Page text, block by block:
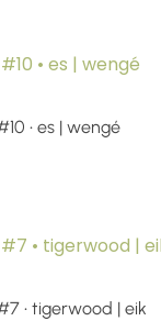
• es | wengé
• tigerwood | eik